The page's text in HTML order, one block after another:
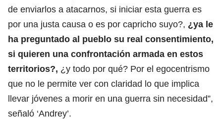
de enviarlos a atacarnos, si iniciar esta guerra es
por una justa causa o es por capricho suyo?, ¿ya le
ha preguntado al pueblo su real consentimiento,
si quieren una confrontación armada en estos
territorios?, ¿y todo por qué? Por el egocentrismo
que no le permite ver con claridad lo que implica
llevar jóvenes a morir en una guerra sin necesidad”,
señaló ‘Andrey’.